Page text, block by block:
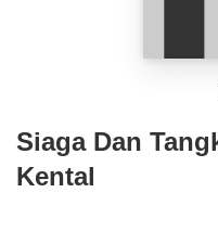
Siaga Dan
Kental